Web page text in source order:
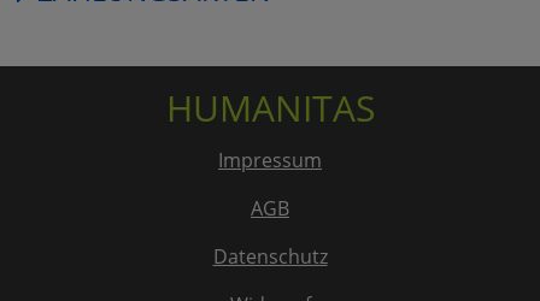
HUMANITAS
Impressum
AGB
Datenschutz